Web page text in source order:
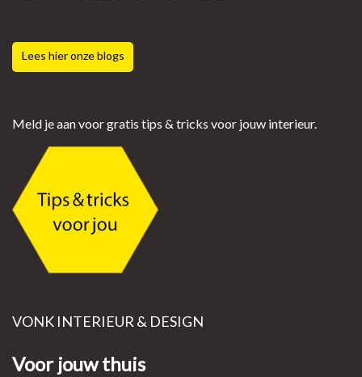
Lees hier onze blogs
Meld je aan voor gratis tips & tricks voor jouw interieur.
VONK INTERIEUR & DESIGN
Voor jouw thuis